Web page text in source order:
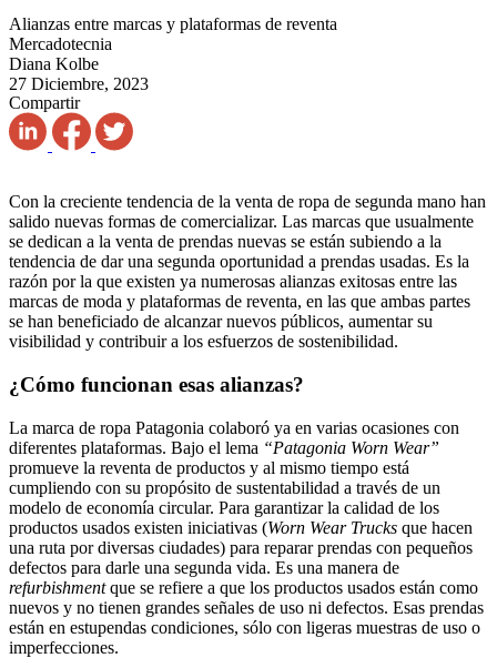
Alianzas entre marcas y plataformas de reventa
Mercadotecnia
Diana Kolbe
27 Diciembre, 2023
Compartir
Con la creciente tendencia de la venta de ropa de segunda mano han
salido nuevas formas de comercializar. Las marcas que usualmente
se dedican a la venta de prendas nuevas se están subiendo a la
tendencia de dar una segunda oportunidad a prendas usadas. Es la
razón por la que existen ya numerosas alianzas exitosas entre las
marcas de moda y plataformas de reventa, en las que ambas partes
se han beneficiado de alcanzar nuevos públicos, aumentar su
visibilidad y contribuir a los esfuerzos de sostenibilidad.
¿Cómo funcionan esas alianzas?
La marca de ropa Patagonia colaboró ya en varias ocasiones con
diferentes plataformas. Bajo el lema “Patagonia Worn Wear”
promueve la reventa de productos y al mismo tiempo está
cumpliendo con su propósito de sustentabilidad a través de un
modelo de economía circular. Para garantizar la calidad de los
productos usados existen iniciativas (Worn Wear Trucks que hacen
una ruta por diversas ciudades) para reparar prendas con pequeños
defectos para darle una segunda vida. Es una manera de
refurbishmentque se refiere a que los productos usados están como
nuevos y no tienen grandes señales de uso ni defectos. Esas prendas
están en estupendas condiciones, sólo con ligeras muestras de uso o
imperfecciones.